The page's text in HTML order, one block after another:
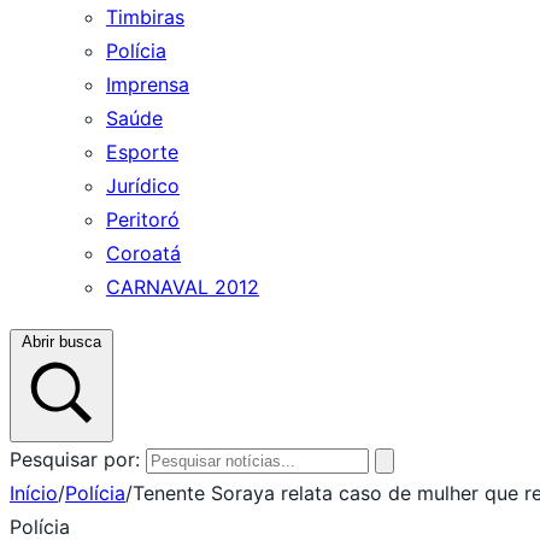
Timbiras
Polícia
Imprensa
Saúde
Esporte
Jurídico
Peritoró
Coroatá
CARNAVAL 2012
Abrir busca
Pesquisar por:
Início/Polícia/Tenente Soraya relata caso de mulher que
Polícia